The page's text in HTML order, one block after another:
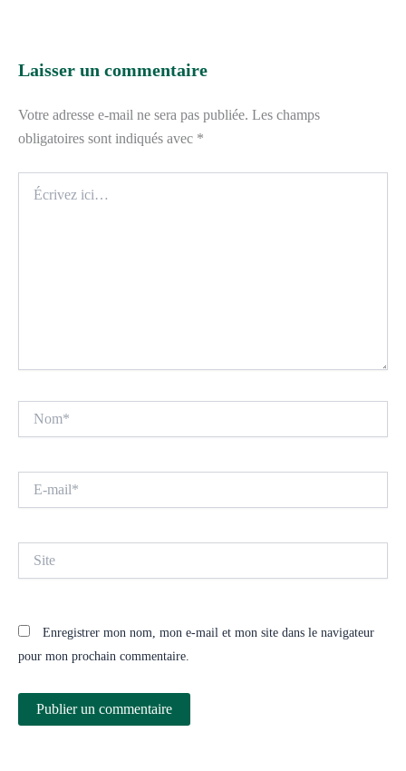
Laisser un commentaire
Votre adresse e-mail ne sera pas publiée. Les champs
obligatoires sont indiqués avec *
ici…
mail*
Enregistrer mon nom, mon e-mail et mon site dans le navigateur
pour mon prochain commentaire.